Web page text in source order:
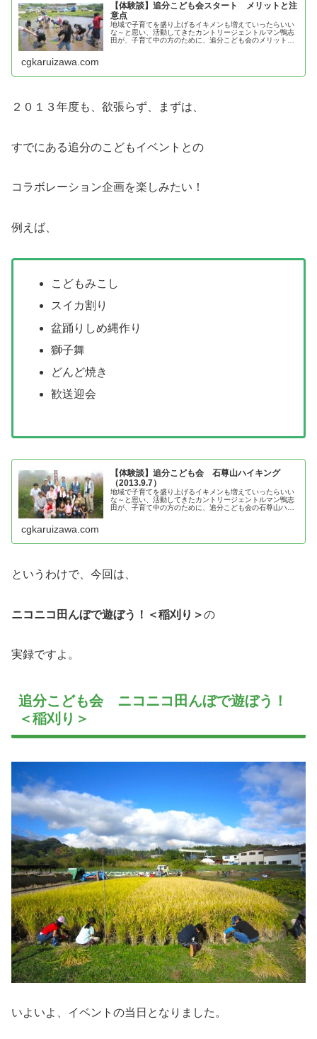
【体験談】追分こども会スタート メリットと注
意点
地域で子育てを盛り上げるイキメンも増えていったらいい
な～と思い、活動してきたカントリージェントルマン鴨志
田が、子育て中の方のために、追分こども会のメリットと
cgkaruizawa.com
２０１３年度も、欲張らず、まずは、
すでにある追分のこどもイベントとの
コラボレーション企画を楽しみたい！
例えば、
こどもみこし
スイカ割り
盆踊りしめ縄作り
獅子舞
どんど焼き
歓送迎会
【体験談】追分こども会 石尊山ハイキング
（2013.9.7）
地域で子育てを盛り上げるイキメンも増えていったらいい
な～と思い、活動してきたカントリージェントルマン鴨志
田が、子育て中の方のために、追分こども会の石尊山ハイ
cgkaruizawa.com
というわけで、今回は、
ニコニコ田んぼで遊ぼう！＜稲刈り＞の
実録ですよ。
追分こども会 ニコニコ田んぼで遊ぼう！
＜稲刈り＞
いよいよ、イベントの当日となりました。